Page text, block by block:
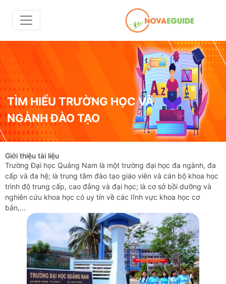
TÌM HIỂU TRƯỜNG HỌC VÀ
NGÀNH ĐÀO TẠO
Giới thiệu tài liệu
Trường Đại học Quảng Nam là một trường đại học đa ngành, đa
cấp và đa hệ; là trung tâm đào tạo giáo viên và cán bộ khoa học
trình độ trung cấp, cao đẳng và đại học; là cơ sở bồi dưỡng và
nghiên cứu khoa học có uy tín về các lĩnh vực khoa học cơ
bản,...